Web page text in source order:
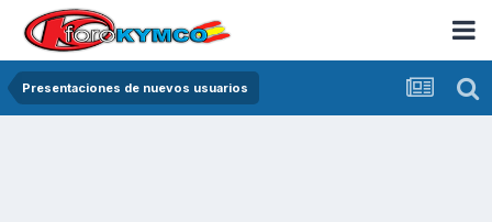
Presentaciones de nuevos usuarios